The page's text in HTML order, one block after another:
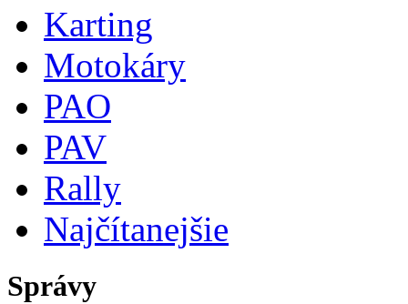
Karting
Motokáry
PAO
PAV
Rally
Najčítanejšie
Správy